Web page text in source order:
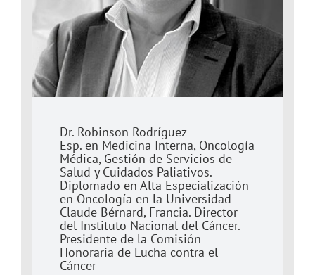
Dr. Robinson Rodríguez
Esp. en Medicina Interna, Oncología
Médica, Gestión de Servicios de
Salud y Cuidados Paliativos.
Diplomado en Alta Especialización
en Oncología en la Universidad
Claude Bérnard, Francia. Director
del Instituto Nacional del Cáncer.
Presidente de la Comisión
Honoraria de Lucha contra el
Cáncer